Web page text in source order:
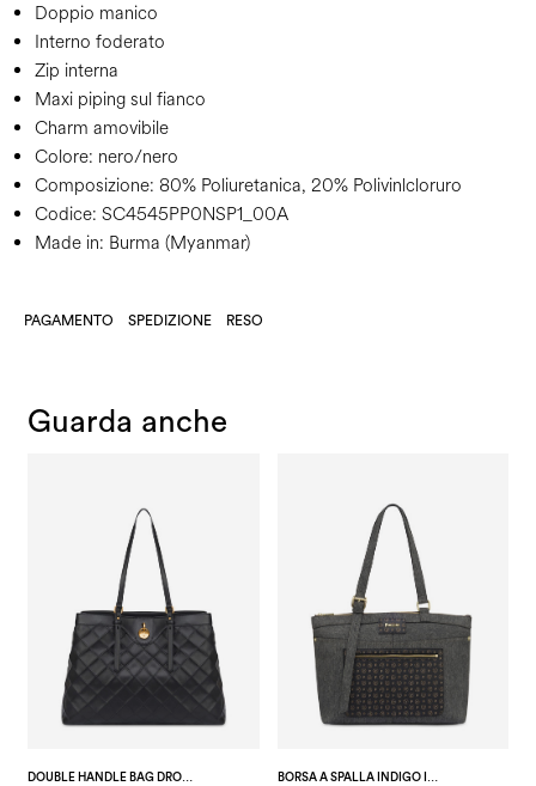
Doppio manico
Interno foderato
Zip interna
Maxi piping sul fianco
Charm amovibile
Colore: nero/nero
Composizione: 80% Poliuretanica, 20% Polivinlcloruro
Codice: SC4545PP0NSP1_00A
Made in: Burma (Myanmar)
PAGAMENTO SPEDIZIONE RESO
Guarda anche
DOUBLE HANDLE BAG DROP MATELASSÈ FAUX LEATHER NERO/NERO BORSA A SPALLA INDIGO IN DENIM PU GRIGIO/NERO